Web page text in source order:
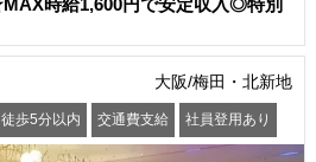
時給1,600円で安定収入◎特別
大阪/梅田・北新地
歩5分以内 交通費支給 社員登用あり